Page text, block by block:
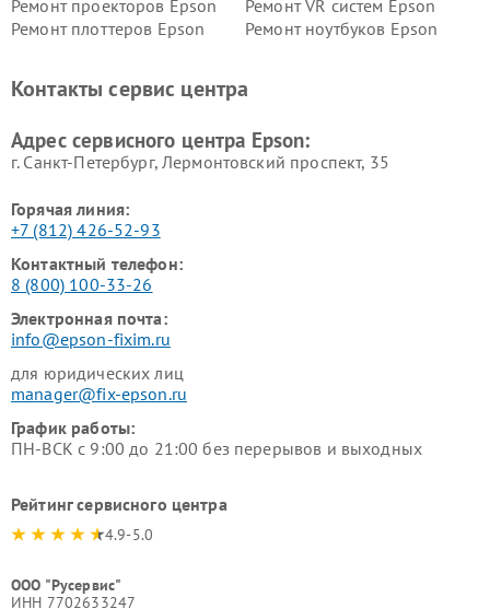
Ремонт проекторов Epson
Ремонт VR систем Epson
Ремонт плоттеров Epson
Ремонт ноутбуков Epson
Контакты сервис центра
Адрес сервисного центра Epson:
г. Санкт-Петербург, Лермонтовский проспект, 35
Горячая линия:
+7 (812) 426-52-93
Контактный телефон:
8 (800) 100-33-26
Электронная почта:
info@epson-fixim.ru
для юридических лиц
manager@fix-epson.ru
График работы:
ПН-ВСК с 9:00 до 21:00 без перерывов и выходных
Рейтинг сервисного центра
4.9-5.0
ООО "Русервис"
ИНН 7702633247